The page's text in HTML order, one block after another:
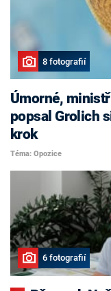
8 fotografií
Úmorné,
popsal Grolich
krok
Téma: Opozice
6 fotografií